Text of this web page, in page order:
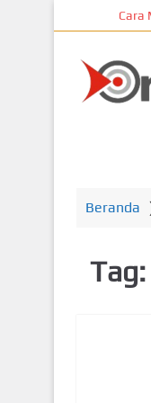
o
Cara
Beranda
Tag: